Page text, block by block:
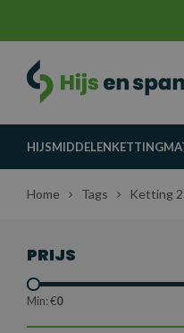
HIJSMIDDELEN
Home Tags Ketting
PRIJS
Min: €0